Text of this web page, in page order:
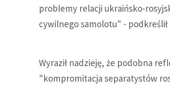
problemy relacji ukraińsko-
cywilnego samolotu" -
Wyraził nadzieję, że podobna
"kompromitacja separatystów